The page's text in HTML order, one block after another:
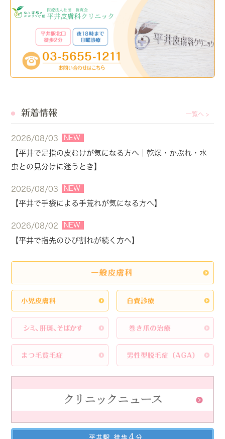
新着情報 一覧へ >
2026/08/03 NEW
【平井で足指の皮むけが気になる方へ｜乾燥・かぶれ・水
虫との見分けに迷うとき】
2026/08/03 NEW
【平井で手袋による手荒れが気になる方へ】
2026/08/02 NEW
【平井で指先のひび割れが続く方へ】